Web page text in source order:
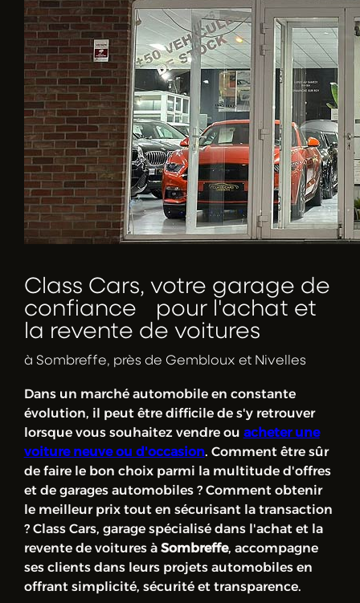
Class Cars, votre garage de
confiance pour l'achat et
la revente de voitures
à Sombreffe, près de Gembloux et Nivelles
Dans un marché automobile en constante
évolution, il peut être difficile de s'y retrouver
lorsque vous souhaitez vendre ou acheter une
voiture neuve ou d'occasion. Comment être sûr
de faire le bon choix parmi la multitude d'offres
et de garages automobiles ? Comment obtenir
le meilleur prix tout en sécurisant la transaction
? Class Cars, garage spécialisé dans l'achat et la
revente de voitures à Sombreffe, accompagne
ses clients dans leurs projets automobiles en
offrant simplicité, sécurité et transparence.